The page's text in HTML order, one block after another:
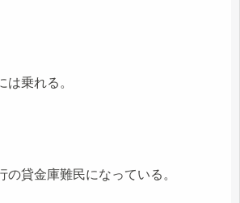
は乗れる。
の貸金庫難民になっている。